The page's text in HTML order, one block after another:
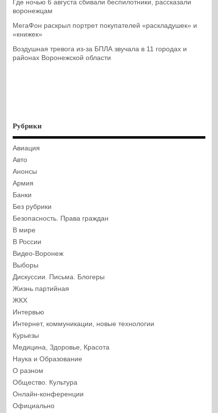
Где ночью 6 августа сбивали беспилотники, рассказали
воронежцам
МегаФон раскрыл портрет покупателей «раскладушек» и
«книжек»
Воздушная тревога из-за БПЛА звучала в 11 городах и
районах Воронежской области
Рубрики
Авиация
Авто
Анонсы
Армия
Банки
Без рубрики
Безопасность. Права граждан
В мире
В России
Видео-Воронеж
Выборы
Дискуссии. Письма. Блогеры
Жизнь партийная
ЖКХ
Интервью
Интернет, коммуникации, новые технологии
Курьезы
Медицина, Здоровье, Красота
Наука и Образование
О разном
Общество. Культура
Онлайн-конференции
Официально